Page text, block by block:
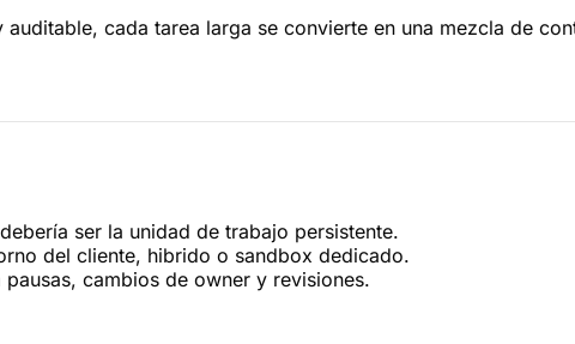
cada tarea larga se convierte en una mezcla de
ser la unidad de trabajo persistente.
del cliente, hibrido o sandbox dedicado.
cambios de owner y revisiones.